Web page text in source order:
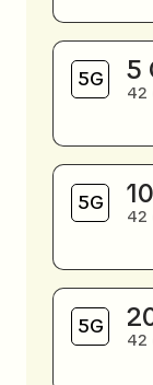
5
42
42
42